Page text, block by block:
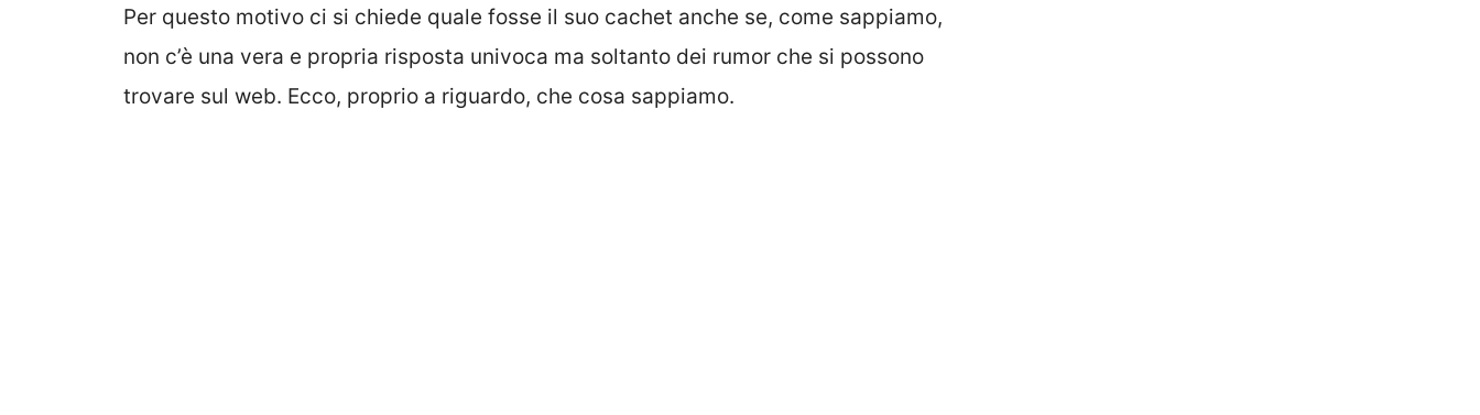
Per questo motivo ci si chiede quale fosse il suo cachet anche se, come sappiamo,
non c’è una vera e propria risposta univoca ma soltanto dei rumor che si possono
trovare sul web. Ecco, proprio a riguardo, che cosa sappiamo.